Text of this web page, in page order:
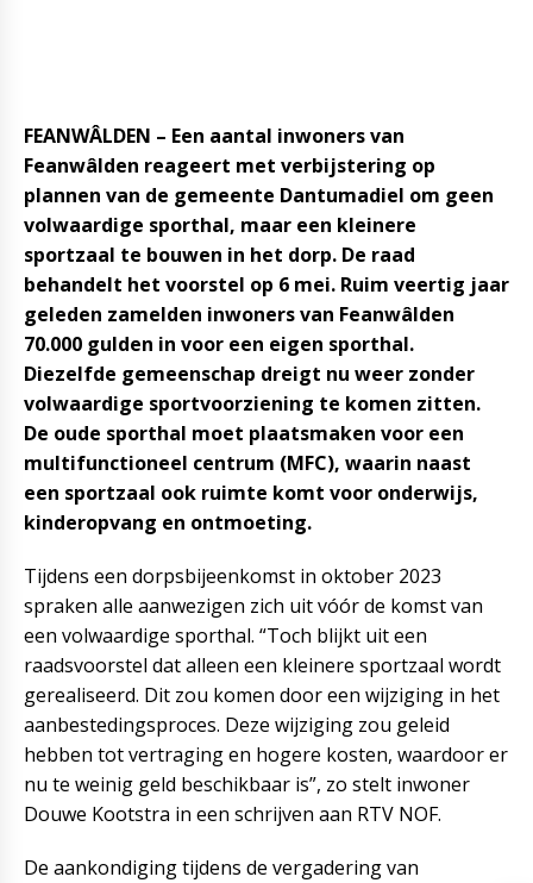
FEANWÂLDEN – Een aantal inwoners van
Feanwâlden reageert met verbijstering op
plannen van de gemeente Dantumadiel om geen
volwaardige sporthal, maar een kleinere
sportzaal te bouwen in het dorp. De raad
behandelt het voorstel op 6 mei. Ruim veertig jaar
geleden zamelden inwoners van Feanwâlden
70.000 gulden in voor een eigen sporthal.
Diezelfde gemeenschap dreigt nu weer zonder
volwaardige sportvoorziening te komen zitten.
De oude sporthal moet plaatsmaken voor een
multifunctioneel centrum (MFC), waarin naast
een sportzaal ook ruimte komt voor onderwijs,
kinderopvang en ontmoeting.
Tijdens een dorpsbijeenkomst in oktober 2023
spraken alle aanwezigen zich uit vóór de komst van
een volwaardige sporthal. “Toch blijkt uit een
raadsvoorstel dat alleen een kleinere sportzaal wordt
gerealiseerd. Dit zou komen door een wijziging in het
aanbestedingsproces. Deze wijziging zou geleid
hebben tot vertraging en hogere kosten, waardoor er
nu te weinig geld beschikbaar is”, zo stelt inwoner
Douwe Kootstra in een schrijven aan RTV NOF.
De aankondiging tijdens de vergadering van